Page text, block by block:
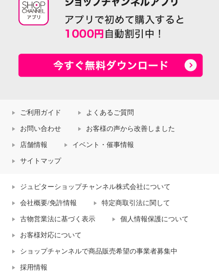
ご利用ガイド よくあるご質問
お問い合わせ お客様の声から改善しました
店舗情報 イベント・催事情報
サイトマップ
ジュピターショップチャンネル株式会社について
会社概要/免許情報 特定商取引法に関して
古物営業法に基づく表示 個人情報保護について
お客様対応について
ショップチャンネルで商品販売希望の事業者募集中
採用情報